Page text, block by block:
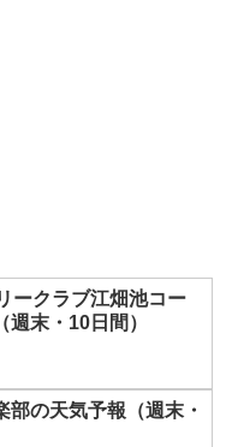
ークラブ江畑池コー
週末・10日間）
部の天気予報（週末・